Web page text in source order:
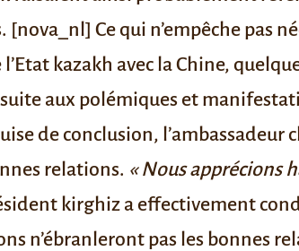
[nova_nl] Ce qui n’empêche pas
kazakh avec la Chine,
aux polémiques et
de conclusion, l’ambassadeur
relations. « Nous apprécions
kirghiz a effectivement
n’ébranleront pas les bonnes